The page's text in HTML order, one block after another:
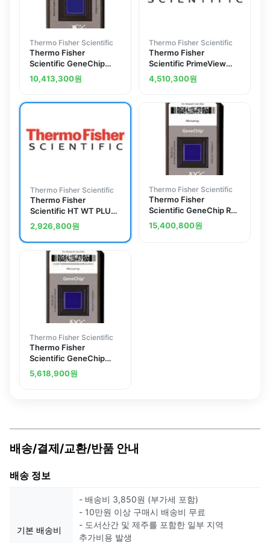
Thermo Fisher Scientific
Thermo Fisher
Scientific GeneChip
Mouse Gene 1.0 ST
Assay, 10 samples
10,413,300원
Thermo Fisher Scientific
Thermo Fisher
Scientific PrimeView
Human Gene
Expression Assay, 10
4,510,300원
Thermo Fisher Scientific
Thermo Fisher
Scientific HT WT PLUS
Consumables for
Biomek FXP Target
Prep Express
2,926,800원
Thermo Fisher Scientific
Thermo Fisher
Scientific GeneChip Rat
Genome 230 2.0 Assay,
10 reactions
15,400,800원
Thermo Fisher Scientific
Thermo Fisher
Scientific GeneChip
miRNA 4.0 Assay, 10
samples
5,618,900원
배송/결제/교환/반품 안내
배송 정보
기본 배송비
- 배송비 3,850원 (부가세 포함)
- 10만원 이상 구매시 배송비 무료
- 도서산간 및 제주를 포함한 일부 지역
추가비용 발생